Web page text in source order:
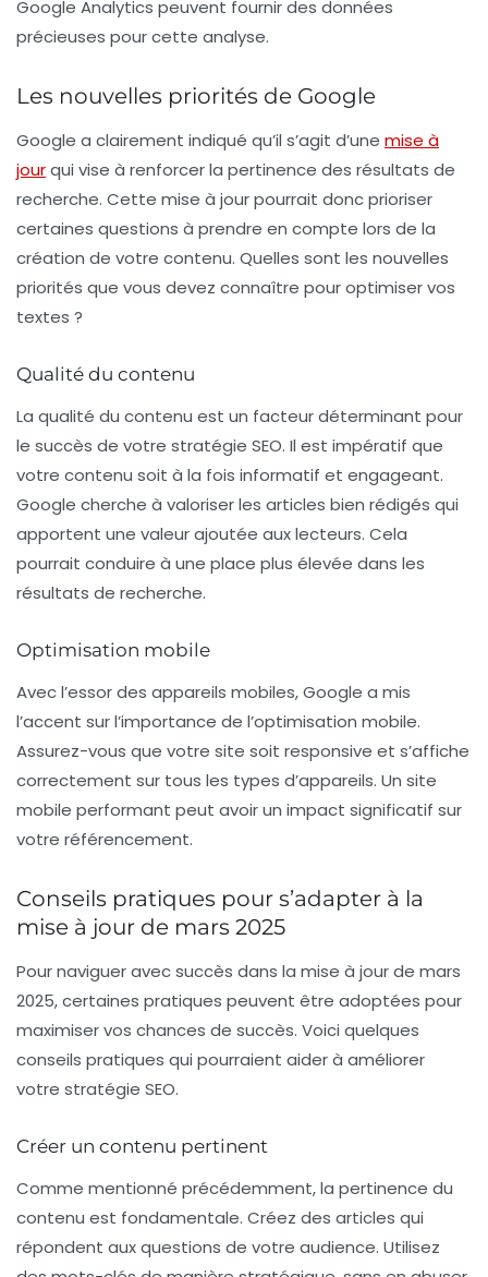
Google Analytics peuvent fournir des données
précieuses pour cette analyse.
Les nouvelles priorités de Google
Google a clairement indiqué qu’il s’agit d’une mise à
jourqui vise à renforcer la pertinence des résultats de
recherche. Cette mise à jour pourrait donc prioriser
certaines questions à prendre en compte lors de la
création de votre contenu. Quelles sont les nouvelles
priorités que vous devez connaître pour optimiser vos
textes ?
Qualité du contenu
La qualité du contenu est un facteur déterminant pour
le succès de votre stratégie SEO. Il est impératif que
votre contenu soit à la fois informatif et engageant.
Google cherche à valoriser les articles bien rédigés qui
apportent une valeur ajoutée aux lecteurs. Cela
pourrait conduire à une place plus élevée dans les
résultats de recherche.
Optimisation mobile
Avec l’essor des appareils mobiles, Google a mis
l’accent sur l’importance de l’optimisation mobile.
Assurez-vous que votre site soit responsive et s’affiche
correctement sur tous les types d’appareils. Un site
mobile performant peut avoir un impact significatif sur
votre référencement.
Conseils pratiques pour s’adapter à la
mise à jour de mars 2025
Pour naviguer avec succès dans la mise à jour de mars
2025, certaines pratiques peuvent être adoptées pour
maximiser vos chances de succès. Voici quelques
conseils pratiques qui pourraient aider à améliorer
votre stratégie SEO.
Créer un contenu pertinent
Comme mentionné précédemment, la pertinence du
contenu est fondamentale. Créez des articles qui
répondent aux questions de votre audience. Utilisez